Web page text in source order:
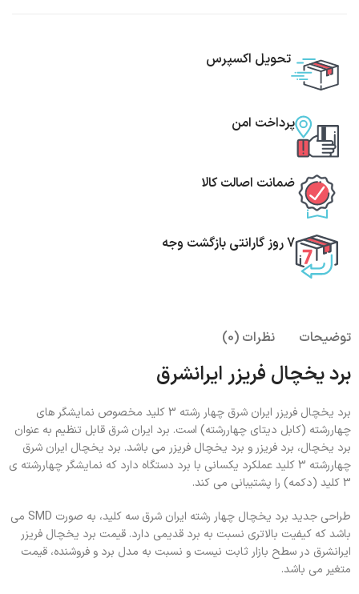
تحویل اکسپرس
پرداخت امن
ضمانت اصالت کالا
7 روز گارانتی بازگشت وجه
توضیحات نظرات (0)
برد یخچال فریزر ایرانشرق
برد یخچال فریزر ایران شرق چهار رشته 3 کلید مخصوص نمایشگر های
چهاررشته (کابل دیتای چهاررشته) است. برد ایران شرق قابل تنظیم به عنوان
برد یخچال، برد فریزر و برد یخچال فریزر می باشد. برد یخچال ایران شرق
چهاررشته 3 کلید عملکرد یکسانی با برد دستگاه دارد که نمایشگر چهاررشته ی
3 کلید (دکمه) را پشتیبانی می کند.
طراحی جدید برد یخچال چهار رشته ایران شرق سه کلید، به صورت SMD می
باشد که کیفیت بالاتری نسبت به برد قدیمی دارد. قیمت برد یخچال فریزر
ایرانشرق در سطح بازار ثابت نیست و نسبت به مدل برد و فروشنده، قیمت
متغیر می باشد.